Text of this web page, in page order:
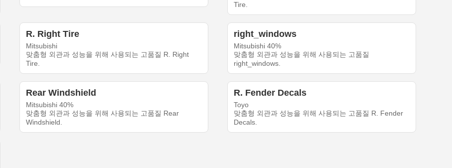
Tire.
R. Right Tire
Mitsubishi
맞춤형 외관과 성능을 위해 사용되는 고품질 R. Right
Tire.
right_windows
Mitsubishi 40%
맞춤형 외관과 성능을 위해 사용되는 고품질
right_windows.
Rear Windshield
Mitsubishi 40%
맞춤형 외관과 성능을 위해 사용되는 고품질 Rear
Windshield.
R. Fender Decals
Toyo
맞춤형 외관과 성능을 위해 사용되는 고품질 R. Fender
Decals.